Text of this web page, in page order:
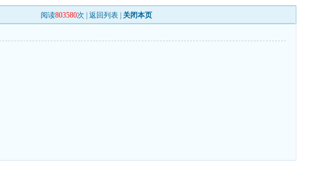
阅读803580次 |返回列表 关闭本页